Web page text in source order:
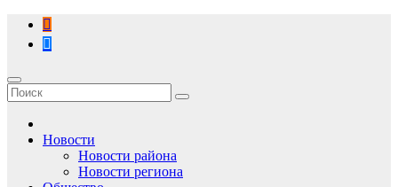
Перейти
содержимому
Новости
Новости района
Новости региона